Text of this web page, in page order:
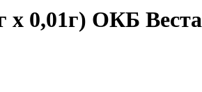
0,01г) ОКБ Веста